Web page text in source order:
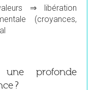
⇒ libération
(croyances,
profonde
?